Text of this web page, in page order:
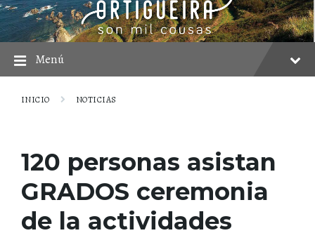
saltar
al
contenido
Saltar
a
la
navegación
principal
Saltar
al
pie
Menú
INICIO NOTICIAS
120 personas asistan
GRADOS ceremonia
de la actividades